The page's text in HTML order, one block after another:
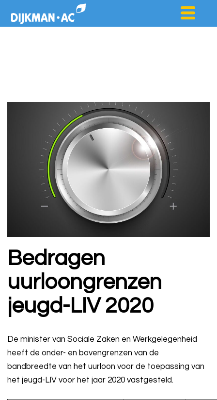
Bedragen
uurloongrenzen
jeugd-LIV 2020
De minister van Sociale Zaken en Werkgelegenheid
heeft de onder- en bovengrenzen van de
bandbreedte van het uurloon voor de toepassing van
het jeugd-LIV voor het jaar 2020 vastgesteld.